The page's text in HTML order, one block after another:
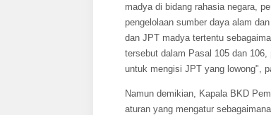
madya di bidang rahasia negara,
pengelolaan sumber daya alam
dan JPT madya tertentu
tersebut dalam Pasal 105 dan
untuk mengisi JPT yang lowong",
Namun demikian, Kapala BKD
aturan yang mengatur